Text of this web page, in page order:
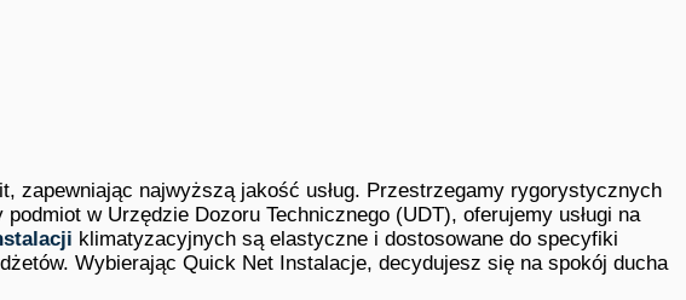
najwyższą jakość usług. Przestrzegamy rygorystycznych
w Urzędzie Dozoru Technicznego (UDT), oferujemy usługi na
klimatyzacyjnych są elastyczne i dostosowane do specyfiki
Wybierając Quick Net Instalacje, decydujesz się na spokój ducha